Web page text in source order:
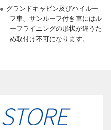
● グランドキャビン及びハイルー
フ車、サンルーフ付き車にはル
ーフライニングの形状が違うた
め取付け不可になります。